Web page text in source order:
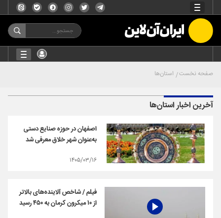
صفحه نخست استان‌ها
آخرین اخبار استان‌ها
اصفهان در حوزه صنایع دستی
به‌عنوان شهر خلاق معرفی شد
۱۴۰۵/۰۳/۱۶
فیلم / شاخص آلاینده‌های بالاتر
از ۱۰ میکرون کرمان به ۴۵۰ رسید